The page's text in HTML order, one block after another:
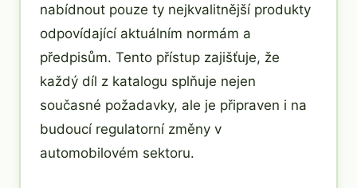
nabídnout pouze ty nejkvalitnější produkty
odpovídající aktuálním normám a
předpisům. Tento přístup zajišťuje, že
každý díl z katalogu splňuje nejen
současné požadavky, ale je připraven i na
budoucí regulatorní změny v
automobilovém sektoru.